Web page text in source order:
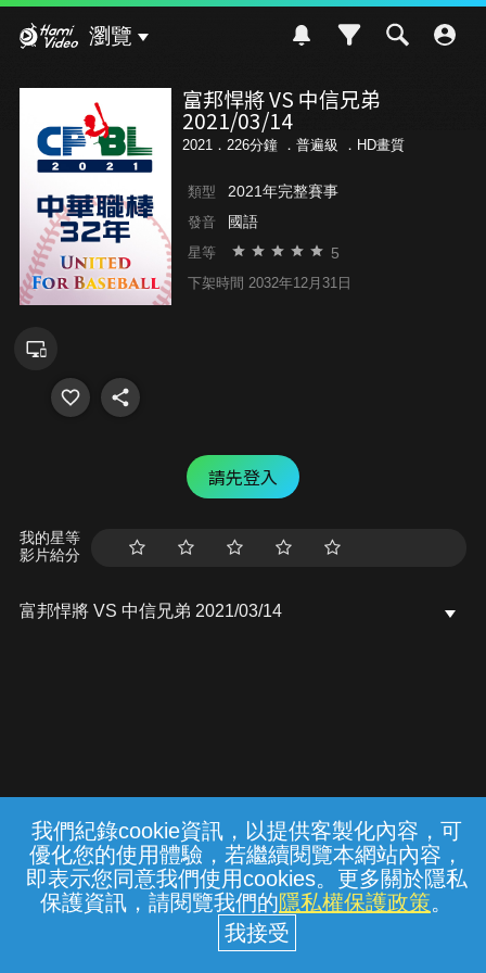
我們紀錄cookie資訊，以提供客製化內容，可
優化您的使用體驗，若繼續閱覽本網站內容，
即表示您同意我們使用cookies。更多關於隱私
保護資訊，請閱覽我們的隱私權保護政策。
瀏覽
富邦悍將 VS 中信兄弟
2021/03/14
2021．226分鐘 ． 普遍級 ．HD畫質
類型 2021年完整賽事
發音 國語
星等 5
下架時間 2032年12月31日
請先登入
我的星等
影片給分
富邦悍將 VS 中信兄弟 2021/03/14
常見問題 線上客服 服務條款 隱私權保護
中華電信股份有限公司個人家庭分公司
(統一編號：96979949) © 2026
{{notifyMsg}}